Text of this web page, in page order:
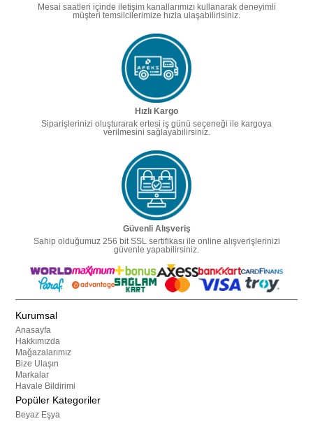
Mesai saatleri içinde iletişim kanallarımızı kullanarak deneyimli
müşteri temsilcilerimize hızla ulaşabilirisiniz.
Hızlı Kargo
Siparişlerinizi oluşturarak ertesi iş günü seçeneği ile kargoya
verilmesini sağlayabilirsiniz.
Güvenli Alışveriş
Sahip olduğumuz 256 bit SSL sertifikası ile online alışverişlerinizi
güvenle yapabilirsiniz.
Kurumsal
Anasayfa
Hakkımızda
Mağazalarımız
Bize Ulaşın
Markalar
Havale Bildirimi
Popüler Kategoriler
Beyaz Eşya